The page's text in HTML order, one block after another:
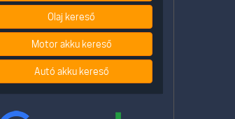
Olaj kereső
Motor akku kereső
Autó akku kereső